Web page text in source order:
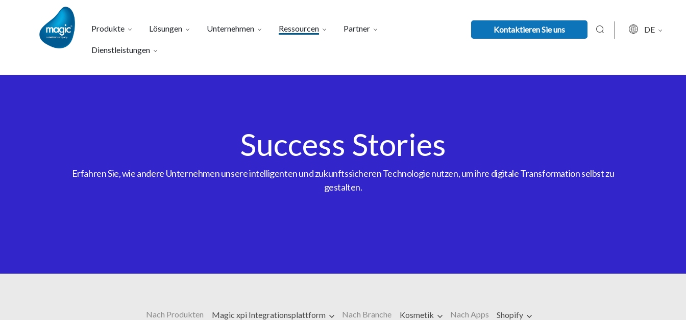
Produkte Lösungen Unternehmen Ressourcen Partner
Dienstleistungen
Kontaktieren Sie uns DE
Success Stories
Erfahren Sie, wie andere Unternehmen unsere intelligenten und zukunftssicheren Technologie nutzen, um ihre digitale Transformation selbst zu
gestalten.
Nach Produkten Magic xpi Integrationsplattform Nach Branche Kosmetik Nach Apps Shopify